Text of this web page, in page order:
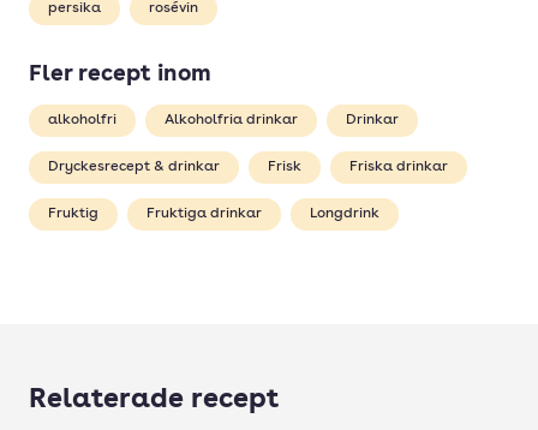
persika rosévin
Fler recept inom
alkoholfri Alkoholfria drinkar Drinkar
Dryckesrecept & drinkar Frisk Friska drinkar
Fruktig Fruktiga drinkar Longdrink
Relaterade recept